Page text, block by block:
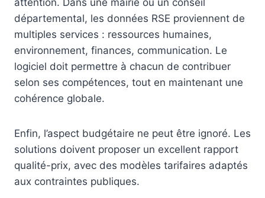
attention. Dans une mairie ou un conseil
départemental, les données RSE proviennent de
multiples services : ressources humaines,
environnement, finances, communication. Le
logiciel doit permettre à chacun de contribuer
selon ses compétences, tout en maintenant une
cohérence globale.
Enfin, l’aspect budgétaire ne peut être ignoré. Les
solutions doivent proposer un excellent rapport
qualité-prix, avec des modèles tarifaires adaptés
aux contraintes publiques.